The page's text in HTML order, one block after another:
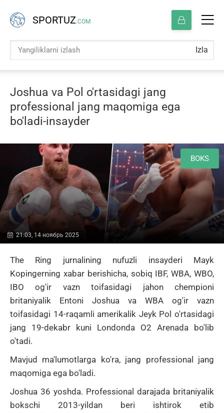
SPORTUZ.COM
Izla
Joshua va Pol o'rtasidagi jang
professional jang maqomiga ega
bo'ladi-insayder
BOKS
21:03, 14 ноябрь 2025
The Ring jurnalining nufuzli insayderi Mayk
Kopingerning xabar berishicha, sobiq IBF, WBA, WBO,
IBO og'ir vazn toifasidagi jahon chempioni
britaniyalik
Entoni Joshua
va WBA og'ir vazn
toifasidagi 14-raqamli amerikalik Jeyk Pol o'rtasidagi
jang 19-dekabr kuni Londonda O2 Arenada bo'lib
o'tadi.
Mavjud ma'lumotlarga ko'ra, jang professional jang
maqomiga ega bo'ladi.
Joshua 36 yoshda. Professional darajada britaniyalik
bokschi 2013-yildan beri ishtirok etib